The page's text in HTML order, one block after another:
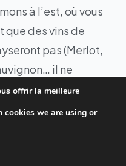
à l’est, où vous
que des vins de
pas (Merlot,
il ne
la Marsanne).
des Refosco,
offrir la meilleure
cookies we are using or